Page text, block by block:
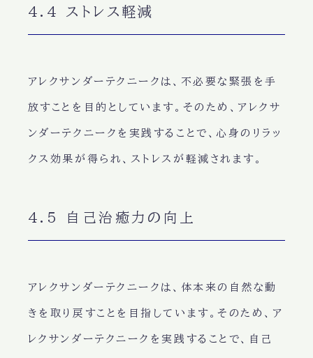
4.4 ストレス軽減
アレクサンダーテクニークは、不必要な緊張を手
放すことを目的としています。そのため、アレクサ
ンダーテクニークを実践することで、心身のリラッ
クス効果が得られ、ストレスが軽減されます。
4.5 自己治癒力の向上
アレクサンダーテクニークは、体本来の自然な動
きを取り戻すことを目指しています。そのため、ア
レクサンダーテクニークを実践することで、自己